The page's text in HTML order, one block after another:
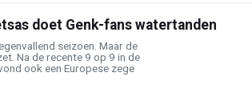
doet Genk-fans watertanden
seizoen. Maar de
Na de recente 9 op 9 in de
ook een Europese zege